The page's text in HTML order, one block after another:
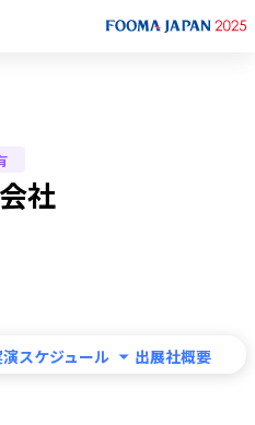
社
スケジュール 出展社概要